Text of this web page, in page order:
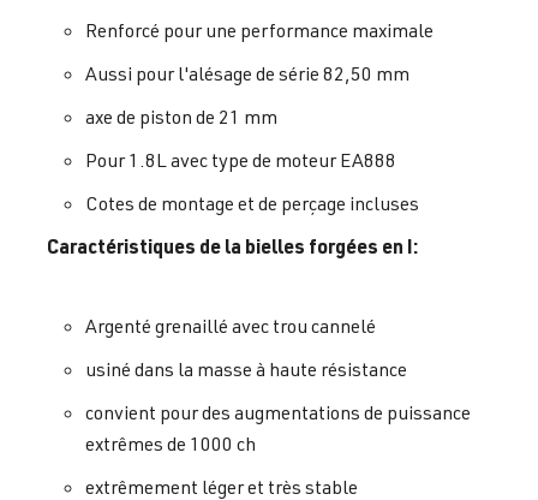
Renforcé pour une performance maximale
Aussi pour l'alésage de série 82,50 mm
axe de piston de 21 mm
Pour 1.8L avec type de moteur EA888
Cotes de montage et de perçage incluses
Caractéristiques de la bielles forgées en I:
Argenté grenaillé avec trou cannelé
usiné dans la masse à haute résistance
convient pour des augmentations de puissance
extrêmes de 1000 ch
extrêmement léger et très stable